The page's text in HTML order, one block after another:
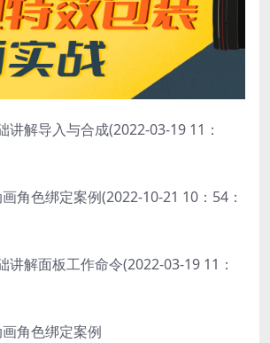
讲解导入与合成(2022-03-19 11：
角色绑定案例(2022-10-21 10：54：
讲解面板工作命令(2022-03-19 11：
角色绑定案例